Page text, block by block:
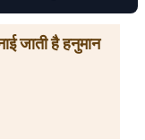
जाती है हनुमान